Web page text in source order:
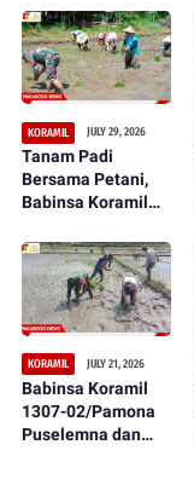
KORAMIL JULY 29, 2026
Tanam Padi
Bersama Petani,
Babinsa Koramil
Puselemba Dukung
Peningkatan Hasil
Panen dan
Ketahanan Pangan
KORAMIL JULY 21, 2026
Babinsa Koramil
1307-02/Pamona
Puselemna dan